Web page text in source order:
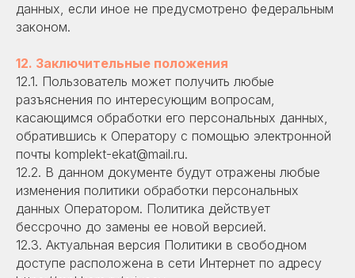
данных, если иное не предусмотрено федеральным
законом.
12. Заключительные положения
12.1. Пользователь может получить любые
разъяснения по интересующим вопросам,
касающимся обработки его персональных данных,
обратившись к Оператору с помощью электронной
почты komplekt-ekat@mail.ru.
12.2. В данном документе будут отражены любые
изменения политики обработки персональных
данных Оператором. Политика действует
бессрочно до замены ее новой версией.
12.3. Актуальная версия Политики в свободном
доступе расположена в сети Интернет по адресу